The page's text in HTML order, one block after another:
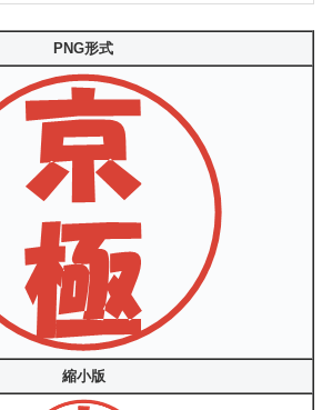
PNG形式
縮小版